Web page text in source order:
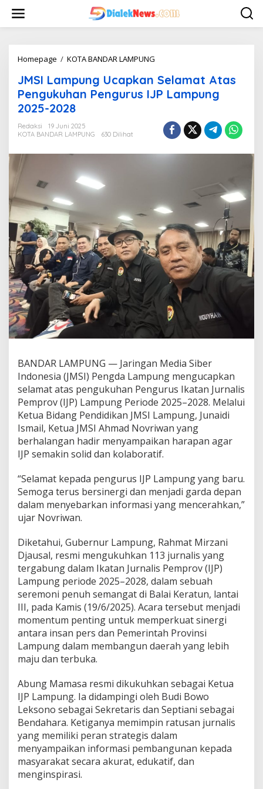
w
Homepage / KOTA BANDAR LAMPUNG
S
I
L
n
p
k
a
n
S
e
m
A
P
e
n
g
u
k
u
h
a
e
n
g
s
I
J
P
a
m
p
u
n
g
2
5
-
2
0
2
8
JMSI Lampung Ucapkan Selamat Atas
Pengukuhan Pengurus IJP Lampung
2025-2028
Redaksi
19 Juni 2025
KOTA BANDAR LAMPUNG
630 Dilihat
BANDAR LAMPUNG — Jaringan Media Siber
Indonesia (JMSI) Pengda Lampung mengucapkan
selamat atas pengukuhan Pengurus Ikatan Jurnalis
Pemprov (IJP) Lampung Periode 2025–2028. Melalui
Ketua Bidang Pendidikan JMSI Lampung, Junaidi
Ismail, Ketua JMSI Ahmad Novriwan yang
berhalangan hadir menyampaikan harapan agar
IJP semakin solid dan kolaboratif.
“Selamat kepada pengurus IJP Lampung yang baru.
Semoga terus bersinergi dan menjadi garda depan
dalam menyebarkan informasi yang mencerahkan,”
ujar Novriwan.
Diketahui, Gubernur Lampung, Rahmat Mirzani
Djausal, resmi mengukuhkan 113 jurnalis yang
tergabung dalam Ikatan Jurnalis Pemprov (IJP)
Lampung periode 2025–2028, dalam sebuah
seremoni penuh semangat di Balai Keratun, lantai
III, pada Kamis (19/6/2025). Acara tersebut menjadi
momentum penting untuk memperkuat sinergi
antara insan pers dan Pemerintah Provinsi
Lampung dalam membangun daerah yang lebih
maju dan terbuka.
Abung Mamasa resmi dikukuhkan sebagai Ketua
IJP Lampung. Ia didampingi oleh Budi Bowo
Leksono sebagai Sekretaris dan Septiani sebagai
Bendahara. Ketiganya memimpin ratusan jurnalis
yang memiliki peran strategis dalam
menyampaikan informasi pembangunan kepada
masyarakat secara akurat, edukatif, dan
menginspirasi.